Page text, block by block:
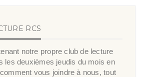
RCS
notre propre club de lecture
les deuxièmes jeudis du mois en
vous joindre à nous, tout